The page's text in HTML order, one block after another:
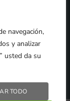
navegación,
y analizar
usted da su
TODO